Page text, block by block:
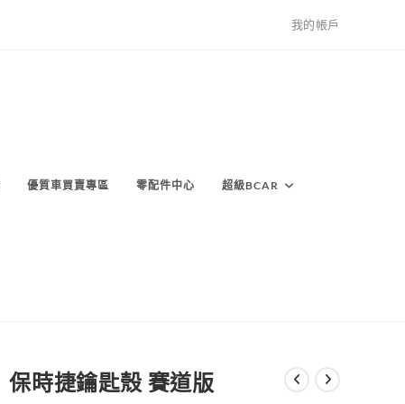
我的帳戶
優質車買賣專區 零配件中心 超級BCAR
保時捷鑰匙殼 賽道版